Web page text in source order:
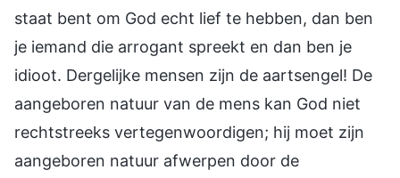
staat bent om God echt lief te hebben, dan ben
je iemand die arrogant spreekt en dan ben je
idioot. Dergelijke mensen zijn de aartsengel! De
aangeboren natuur van de mens kan God niet
rechtstreeks vertegenwoordigen; hij moet zijn
aangeboren natuur afwerpen door de